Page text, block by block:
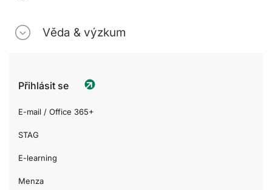
Věda & výzkum
Přihlásit se
E-mail / Office 365+
STAG
E-learning
Menza